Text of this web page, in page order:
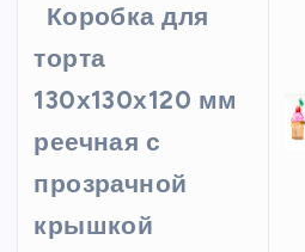
Коробка для
торта
130х130х120 мм
реечная с
прозрачной
крышкой